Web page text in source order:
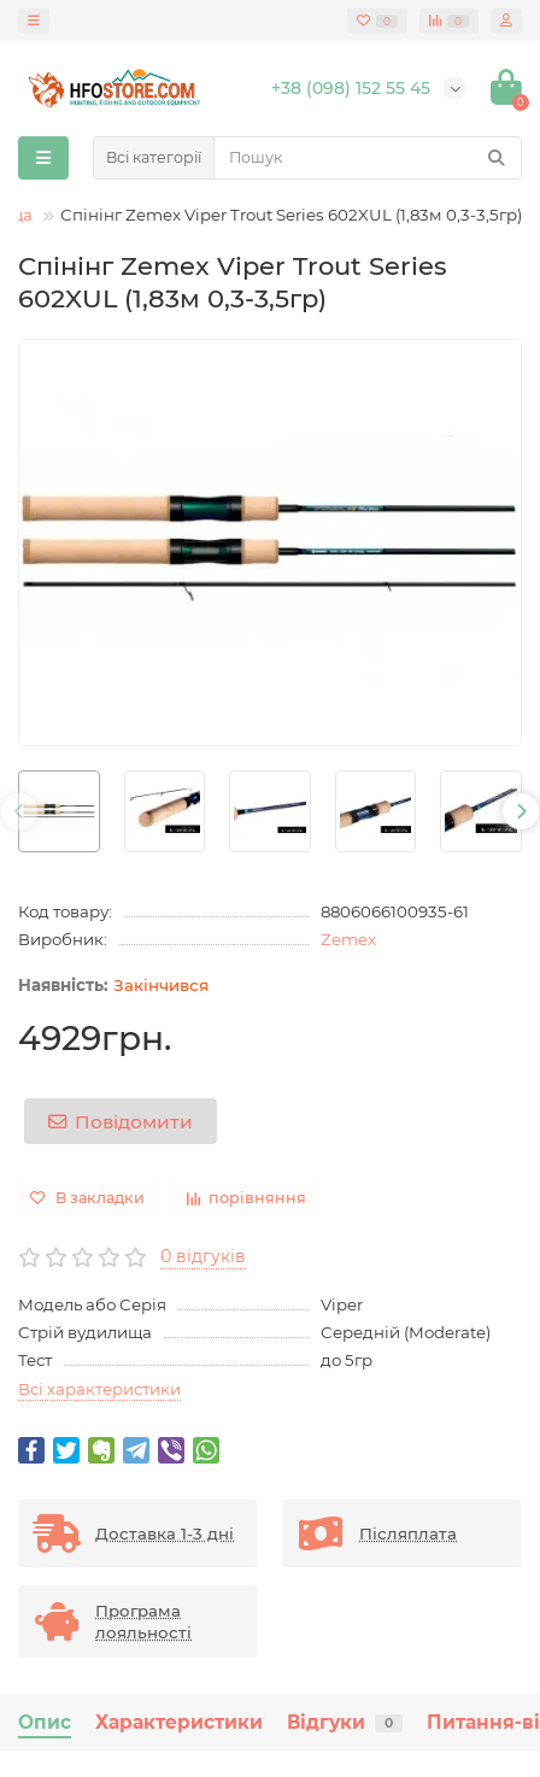
0 0
+38 (098) 152 55 45
0
Всі категорії
Спінінг Zemex Viper Trout Series 602XUL (1,83м 0,3-3,5гр)
Спінінг Zemex Viper Trout Series
602XUL (1,83м 0,3-3,5гр)
Код товару:
8806066100935-61
Виробник:
Zemex
Закінчився
4929грн.
Повідомити
В закладки порівняння
0 відгуків
Модель або Серія
Viper
Стрій вудилища
Середній (Moderate)
Тест
до 5гр
Всі характеристики
Доставка 1-3 дні Післяплата
Програма
лояльності
Опис Характеристики Відгуки 0 Питання-